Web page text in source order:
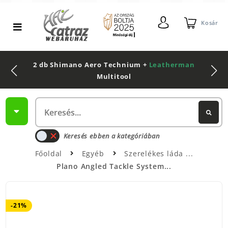
Kosár
2 db Shimano Aero Technium + Leatherman
Multitool
Keresés ebben a kategóriában
Főoldal Egyéb
Szerelékes láda
Plano Angled Tackle System...
-21%